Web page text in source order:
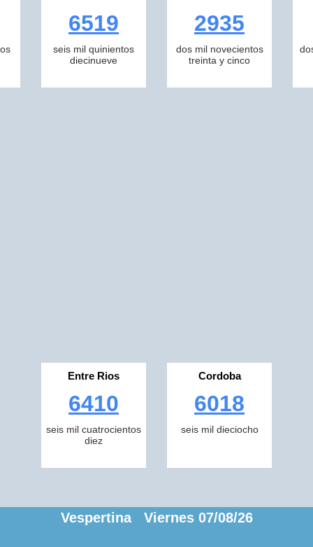
6519
seis mil quinientos
diecinueve
2935
dos mil novecientos
treinta y cinco
Entre Rios
6410
seis mil cuatrocientos
diez
Cordoba
6018
seis mil dieciocho
Vespertina Viernes 07/08/26